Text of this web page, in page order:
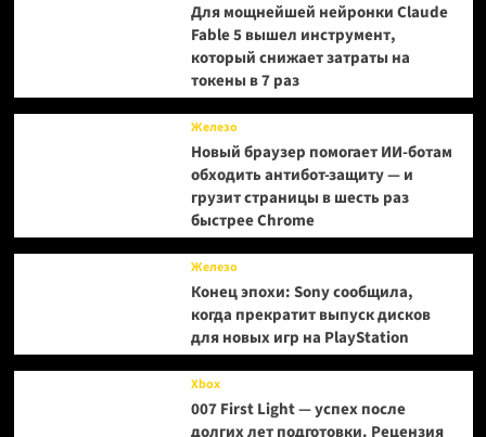
Для мощнейшей нейронки Claude
Fable 5 вышел инструмент,
который снижает затраты на
токены в 7 раз
Железо
Новый браузер помогает ИИ-ботам
обходить антибот-защиту — и
грузит страницы в шесть раз
быстрее Chrome
Железо
Конец эпохи: Sony сообщила,
когда прекратит выпуск дисков
для новых игр на PlayStation
Xbox
007 First Light — успех после
долгих лет подготовки. Рецензия